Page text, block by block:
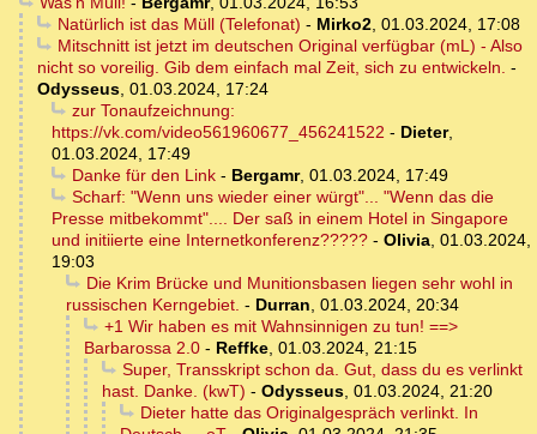
Natürlich ist das Müll (Telefonat) - Mirko2, 01.03.2024, 17:08
Mitschnitt ist jetzt im deutschen Original verfügbar (mL) - Also
nicht so voreilig. Gib dem einfach mal Zeit, sich zu entwickeln. -
Odysseus, 01.03.2024, 17:24
zur Tonaufzeichnung:
https://vk.com/video561960677_456241522 - Dieter,
01.03.2024, 17:49
Danke für den Link- Bergamr, 01.03.2024, 17:49
Scharf: "Wenn uns wieder einer würgt"... "Wenn das die
Presse mitbekommt".... Der saß in einem Hotel in Singapore
und initiierte eine Internetkonferenz????? - Olivia, 01.03.2024,
19:03
Die Krim Brücke und Munitionsbasen liegen sehr wohl in
russischen Kerngebiet. - Durran, 01.03.2024, 20:34
+1 Wir haben es mit Wahnsinnigen zu tun! ==>
Barbarossa 2.0 - Reffke, 01.03.2024, 21:15
Super, Transskript schon da. Gut, dass du es verlinkt
hast. Danke. (kwT) - Odysseus, 01.03.2024, 21:20
Dieter hatte das Originalgespräch verlinkt. In